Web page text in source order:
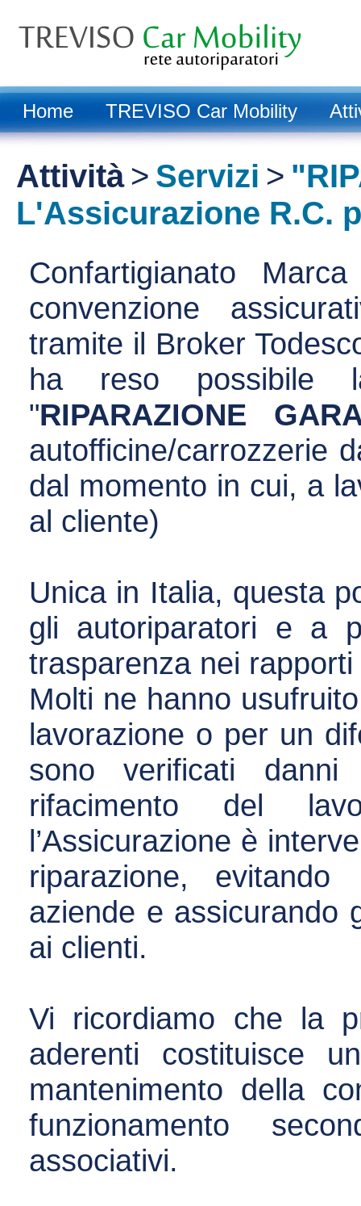
Home TREVISO Car Mobility
Attività > Servizi >
L'Assicurazione R.C.
Confartigianato
convenzione
tramite il Broker
ha reso possibile
"RIPARAZIONE
autofficine/carrozzerie
dal momento in cui, a
al cliente)
Unica in Italia, questa
gli autoriparatori e a
trasparenza nei
Molti ne hanno
lavorazione o per un
sono verificati
rifacimento del
l’Assicurazione è
riparazione,
aziende e assicurando
ai clienti.
Vi ricordiamo che la
aderenti costituisce
mantenimento della
funzionamento
associativi.